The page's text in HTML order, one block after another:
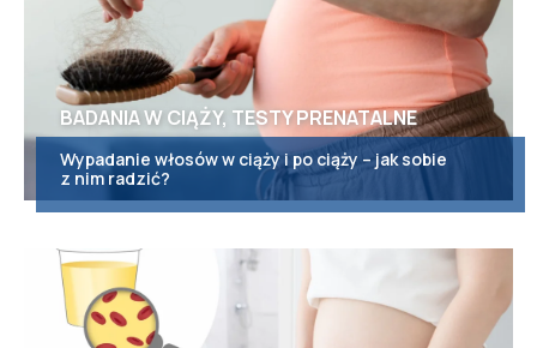
BADANIA W CIĄŻY, TESTY PRENATALNE
Wypadanie włosów w ciąży i po ciąży – jak sobie
z nim radzić?